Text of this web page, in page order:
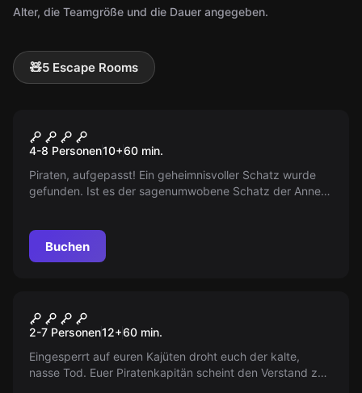
Alter, die Teamgröße und die Dauer angegeben.
🧸5 Escape Rooms
Anne Bonnys Schatz
4-8 Personen10+60 min.
Piraten, aufgepasst! Ein geheimnisvoller Schatz wurde
gefunden. Ist es der sagenumwobene Schatz der Anne
Buchen
Charon - Der Fluch des
Piratenschatzes
2-7 Personen12+60 min.
Eingesperrt auf euren Kajüten droht euch der kalte,
nasse Tod. Euer Piratenkapitän scheint den Verstand zu